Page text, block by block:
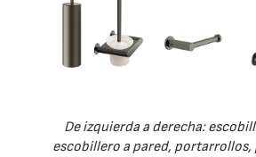
De izquierda a derecha:
escobillero a pared,